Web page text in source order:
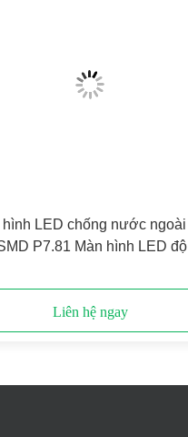
hình LED chống nước ngoài
P7.81 Màn hình LED độ
Liên hệ ngay